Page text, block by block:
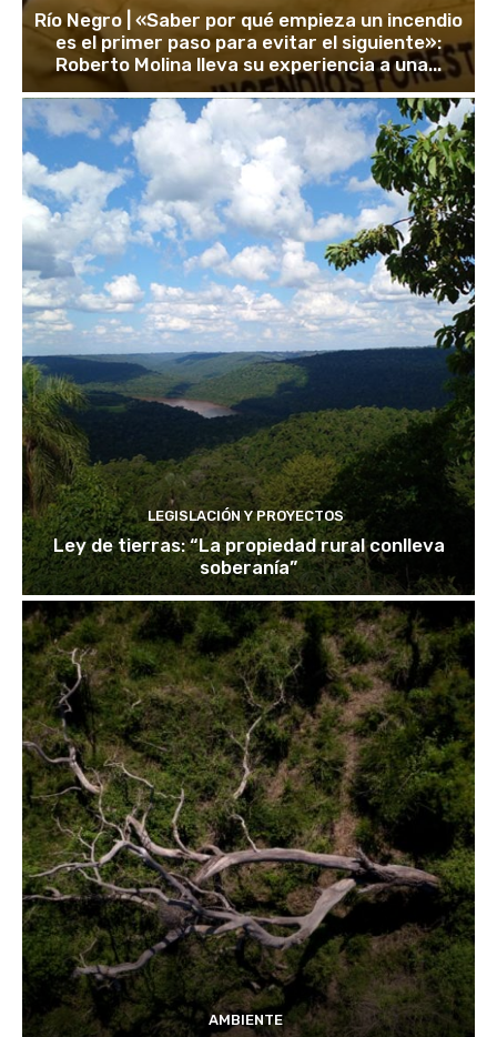
Río Negro | «Saber por qué empieza un incendio
es el primer paso para evitar el siguiente»:
Roberto Molina lleva su experiencia a una...
LEGISLACIÓN Y PROYECTOS
Ley de tierras: “La propiedad rural conlleva
soberanía”
AMBIENTE